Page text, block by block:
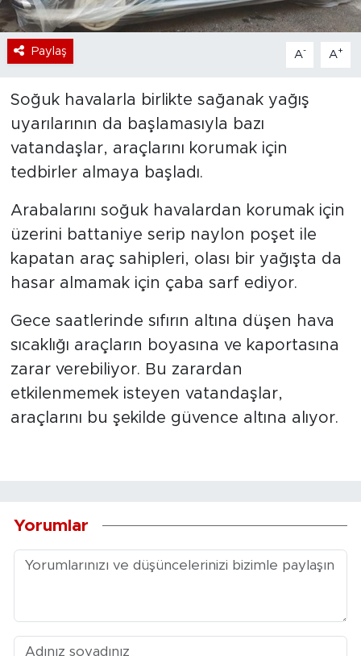
Paylaş A- A+
Soğuk havalarla birlikte sağanak yağış
uyarılarının da başlamasıyla bazı
vatandaşlar, araçlarını korumak için
tedbirler almaya başladı.
Arabalarını soğuk havalardan korumak için
üzerini battaniye serip naylon poşet ile
kapatan araç sahipleri, olası bir yağışta da
hasar almamak için çaba sarf ediyor.
Gece saatlerinde sıfırın altına düşen hava
sıcaklığı araçların boyasına ve kaportasına
zarar verebiliyor. Bu zarardan
etkilenmemek isteyen vatandaşlar,
araçlarını bu şekilde güvence altına alıyor.
Yorumlar
Sektör